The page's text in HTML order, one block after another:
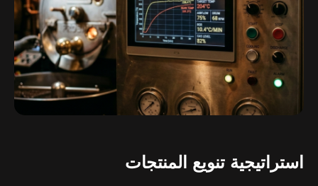
استراتيجية تنويع المنتجات